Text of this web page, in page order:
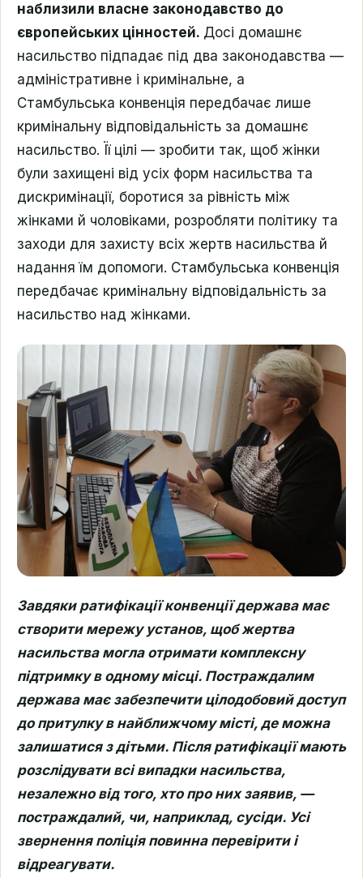
наблизили власне законодавство до
європейських цінностей. Досі домашнє
насильство підпадає під два законодавства —
адміністративне і кримінальне, а
Стамбульська конвенція передбачає лише
кримінальну відповідальність за домашнє
насильство. Її цілі — зробити так, щоб жінки
були захищені від усіх форм насильства та
дискримінації, боротися за рівність між
жінками й чоловіками, розробляти політику та
заходи для захисту всіх жертв насильства й
надання їм допомоги. Стамбульська конвенція
передбачає кримінальну відповідальність за
насильство над жінками.
Завдяки ратифікації конвенції держава має
створити мережу установ, щоб жертва
насильства могла отримати комплексну
підтримку в одному місці. Постраждалим
держава має забезпечити цілодобовий доступ
до притулку в найближчому місті, де можна
залишатися з дітьми. Після ратифікації мають
розслідувати всі випадки насильства,
незалежно від того, хто про них заявив, —
постраждалий, чи, наприклад, сусіди. Усі
звернення поліція повинна перевірити і
відреагувати.